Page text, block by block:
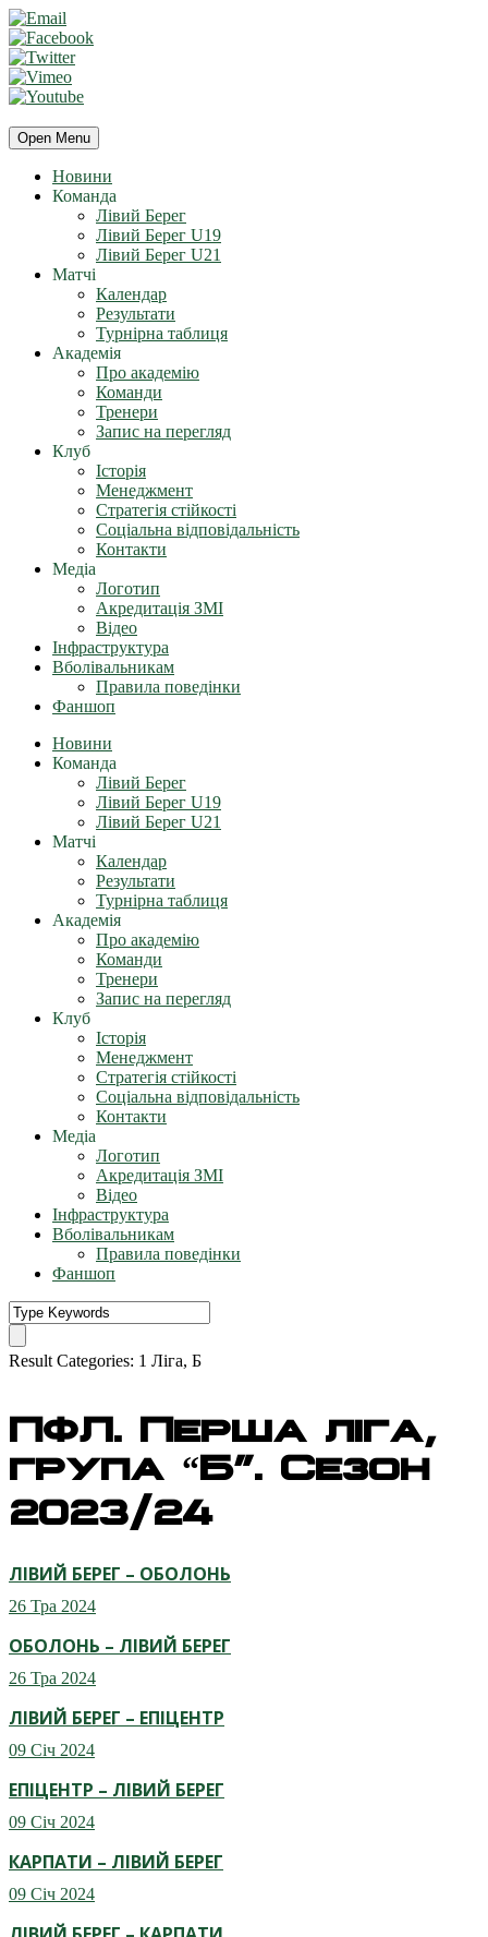
Open Menu
Новини
Команда
Лівий Берег
Лівий Берег U19
Лівий Берег U21
Матчі
Календар
Результати
Турнірна таблиця
Академія
Про академію
Команди
Тренери
Запис на перегляд
Клуб
Історія
Менеджмент
Стратегія стійкості
Соціальна відповідальність
Контакти
Медіа
Логотип
Акредитація ЗМІ
Відео
Інфраструктура
Вболівальникам
Правила поведінки
Фаншоп
Новини
Команда
Лівий Берег
Лівий Берег U19
Лівий Берег U21
Матчі
Календар
Результати
Турнірна таблиця
Академія
Про академію
Команди
Тренери
Запис на перегляд
Клуб
Історія
Менеджмент
Стратегія стійкості
Соціальна відповідальність
Контакти
Медіа
Логотип
Акредитація ЗМІ
Відео
Інфраструктура
Вболівальникам
Правила поведінки
Фаншоп
Result Categories: 1 Ліга, Б
ПФЛ. Перша ліга,
група “Б”. Сезон
2023/24
ЛІВИЙ БЕРЕГ – ОБОЛОНЬ
26 Тра 2024
ОБОЛОНЬ – ЛІВИЙ БЕРЕГ
26 Тра 2024
ЛІВИЙ БЕРЕГ – ЕПІЦЕНТР
09 Січ 2024
ЕПІЦЕНТР – ЛІВИЙ БЕРЕГ
09 Січ 2024
КАРПАТИ – ЛІВИЙ БЕРЕГ
09 Січ 2024